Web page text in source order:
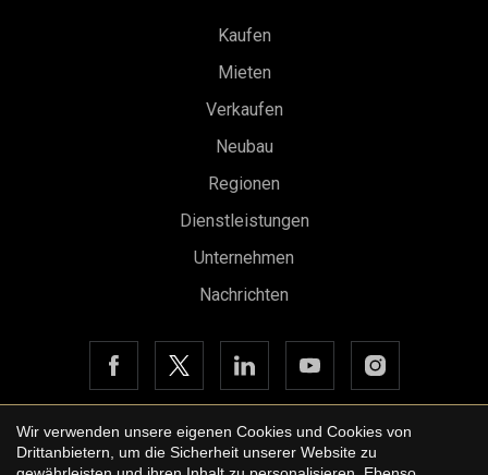
Kaufen
Mieten
Verkaufen
Neubau
Regionen
Dienstleistungen
Unternehmen
Nachrichten
Copyright © 2026 Urbane International Real Estate
Wir verwenden unsere eigenen Cookies und Cookies von
Drittanbietern, um die Sicherheit unserer Website zu